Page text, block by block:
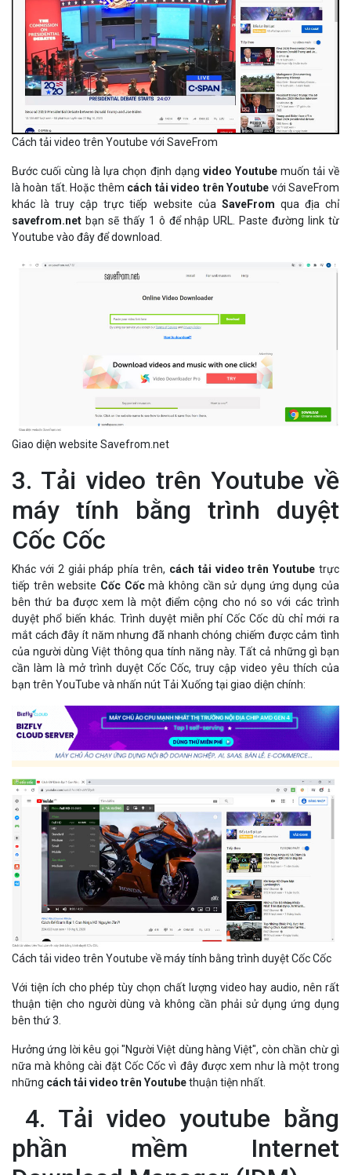
Cách tải video trên Youtube với SaveFrom
Bước cuối cùng là lựa chọn định dạng video Youtubemuốn tải về
là hoàn tất. Hoặc thêm cách tải video trên Youtube với SaveFrom
khác là truy cập trực tiếp website của SaveFrom qua địa chỉ
savefrom.net bạn sẽ thấy 1 ô để nhập URL. Paste đường link từ
Youtube vào đây để download.
Giao diện website Savefrom.net
3. Tải video trên Youtube về
máy tính bằng trình duyệt
Cốc Cốc
Khác với 2 giải pháp phía trên, cách tải video trên Youtube trực
tiếp trên website Cốc Cốcmà không cần sử dụng ứng dụng của
bên thứ ba được xem là một điểm cộng cho nó so với các trình
duyệt phổ biến khác. Trình duyệt miễn phí Cốc Cốc dù chỉ mới ra
mắt cách đây ít năm nhưng đã nhanh chóng chiếm được cảm tình
của người dùng Việt thông qua tính năng này. Tất cả những gì bạn
cần làm là mở trình duyệt Cốc Cốc, truy cập video yêu thích của
bạn trên YouTube và nhấn nút Tải Xuống tại giao diện chính:
Cách tải video trên Youtube về máy tính bằng trình duyệt Cốc Cốc
Với tiện ích cho phép tùy chọn chất lượng video hay audio, nên rất
thuận tiện cho người dùng và không cần phải sử dụng ứng dụng
bên thứ 3.
Hưởng ứng lời kêu gọi "Người Việt dùng hàng Việt", còn chần chừ gì
nữa mà không cài đặt Cốc Cốc vì đây được xem như là một trong
những cách tải video trên Youtubethuận tiện nhất.
4. Tải video youtube bằng
phần mềm Internet